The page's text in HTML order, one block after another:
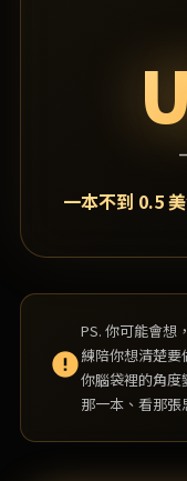
一本不到 0.5
PS. 你可能會想
練陪你想清楚
你腦袋裡的角
那一本、看那張